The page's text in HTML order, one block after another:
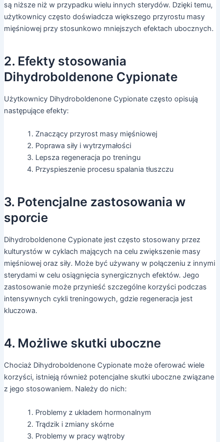
są niższe niż w przypadku wielu innych sterydów. Dzięki temu,
użytkownicy często doświadcza większego przyrostu masy
mięśniowej przy stosunkowo mniejszych efektach ubocznych.
2. Efekty stosowania
Dihydroboldenone Cypionate
Użytkownicy Dihydroboldenone Cypionate często opisują
następujące efekty:
Znaczący przyrost masy mięśniowej
Poprawa siły i wytrzymałości
Lepsza regeneracja po treningu
Przyspieszenie procesu spalania tłuszczu
3. Potencjalne zastosowania w
sporcie
Dihydroboldenone Cypionate jest często stosowany przez
kulturystów w cyklach mających na celu zwiększenie masy
mięśniowej oraz siły. Może być używany w połączeniu z innymi
sterydami w celu osiągnięcia synergicznych efektów. Jego
zastosowanie może przynieść szczególne korzyści podczas
intensywnych cykli treningowych, gdzie regeneracja jest
kluczowa.
4. Możliwe skutki uboczne
Chociaż Dihydroboldenone Cypionate może oferować wiele
korzyści, istnieją również potencjalne skutki uboczne związane
z jego stosowaniem. Należy do nich:
Problemy z układem hormonalnym
Trądzik i zmiany skórne
Problemy w pracy wątroby